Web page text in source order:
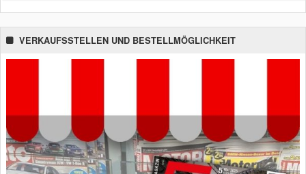
VERKAUFSSTELLEN UND BESTELLMÖGLICHKEIT